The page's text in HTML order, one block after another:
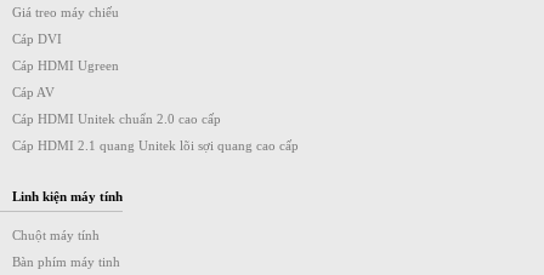
Giá treo máy chiếu
Cáp DVI
Cáp HDMI Ugreen
Cáp AV
Cáp HDMI Unitek chuẩn 2.0 cao cấp
Cáp HDMI 2.1 quang Unitek lõi sợi quang cao cấp
Linh kiện máy tính
Chuột máy tính
Bàn phím máy tinh